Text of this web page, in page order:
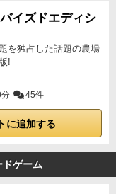
イズドエディシ
を独占した話題の農場
!
45件
に追加する
ゲーム